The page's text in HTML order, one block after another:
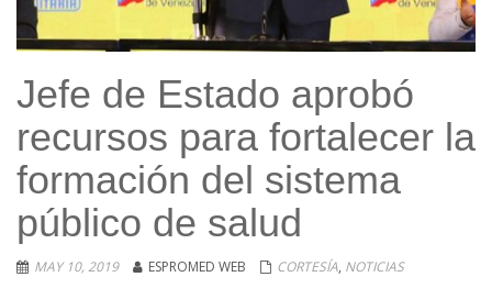
Jefe de Estado aprobó
recursos para fortalecer la
formación del sistema
público de salud
MAY 10, 2019 ESPROMED WEB CORTESÍA, NOTICIAS